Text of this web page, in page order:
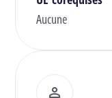
Aucune